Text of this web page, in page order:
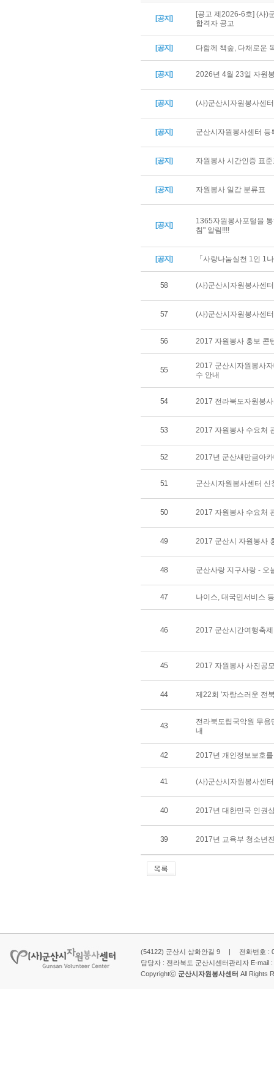
[공지]
[공고 제2026-6호] (사)
합격자 공고
[공지] 다함께 책숲, 다채로운
[공지] 2026년 4월 23일 자원
[공지] (사)군산시자원봉사센
[공지] 군산시자원봉사센터 등
[공지] 자원봉사 시간인증 표
[공지] 자원봉사 일감 분류표
[공지]
1365자원봉사포털을
침" 알림!!!!
[공지] 「사랑나눔실천 1인 1
58 (사)군산시자원봉사센
57 (사)군산시자원봉사센
56 2017 자원봉사 홍보 콘
55
2017 군산시자원봉사
수 안내
54 2017 전라북도자원봉
53 2017 자원봉사 수요처
52 2017년 군산새만금아
51 군산시자원봉사센터 신
50 2017 자원봉사 수요처
49 2017 군산시 자원봉사
48 군산사랑 지구사랑 - 오
47 나이스, 대국민서비스
46 2017 군산시간여행축
45 2017 자원봉사 사진공
44 제22회 '자랑스러운 전
43
전라북도립국악원 무
내
42 2017년 개인정보보호
41 (사)군산시자원봉사센
40 2017년 대한민국 인권
39 2017년 교육부 청소년
(54122) 군산시 삼화안길 9 | 전화번호 :
담당자 : 전라북도 군산시센터관리자 E-mail :
Copyrightⓒ 군산시자원봉사센터 All Rights